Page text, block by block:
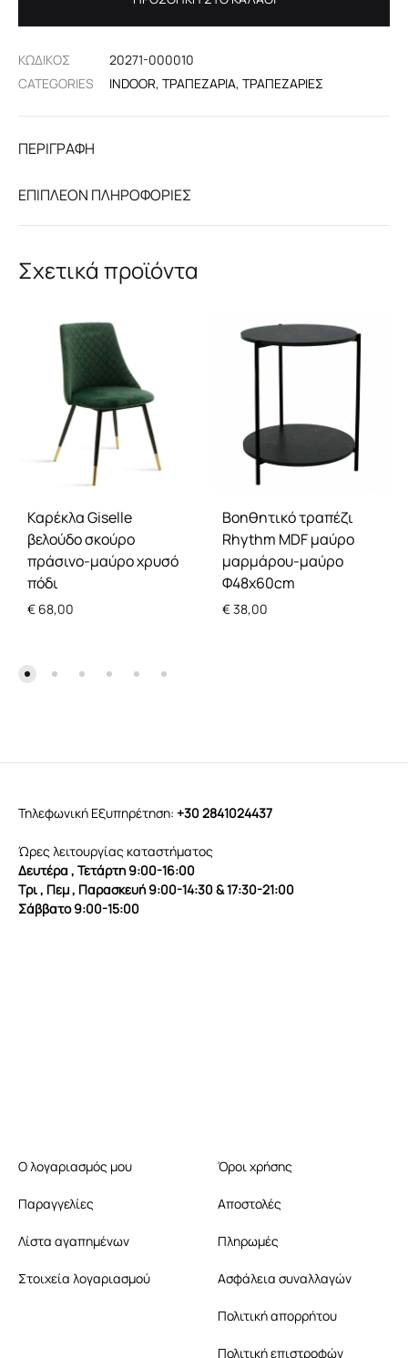
ΚΩΔΙΚΟΣ
20271-000010
CATEGORIES
INDOOR, ΤΡΑΠΕΖΑΡΊΑ, ΤΡΑΠΕΖΑΡΊΕΣ
ΠΕΡΙΓΡΑΦΉ
ΕΠΙΠΛΈΟΝ ΠΛΗΡΟΦΟΡΊΕΣ
Σχετικά προϊόντα
Καρέκλα Giselle
βελούδο σκούρο
πράσινο-μαύρο χρυσό
πόδι
€ 68,00
Βοηθητικό τραπέζι
Rhythm MDF μαύρο
μαρμάρου-μαύρο
Φ48x60cm
€38,00
Τηλεφωνική Εξυπηρέτηση: +30 2841024437
Ώρες λειτουργίας καταστήματος
Δευτέρα , Τετάρτη 9:00-16:00
Τρι , Πεμ , Παρασκευή 9:00-14:30 & 17:30-21:00
Σάββατο 9:00-15:00
Ο λογαριασμός μου
Παραγγελίες
Λίστα αγαπημένων
Στοιχεία λογαριασμού
Όροι χρήσης
Αποστολές
Πληρωμές
Ασφάλεια συναλλαγών
Πολιτική απορρήτου
Πολιτική επιστροφών